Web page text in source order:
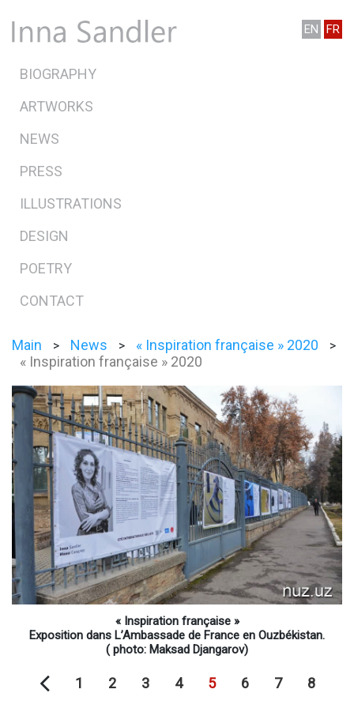
EN FR
BIOGRAPHY
ARTWORKS
NEWS
PRESS
ILLUSTRATIONS
DESIGN
POETRY
CONTACT
Main > News > « Inspiration française » 2020 >
« Inspiration française » 2020
« Inspiration française »
Exposition dans L’Ambassade de France en Ouzbékistan.
( photo: Maksad Djangarov)
1 2 3 4 5 6 7 8